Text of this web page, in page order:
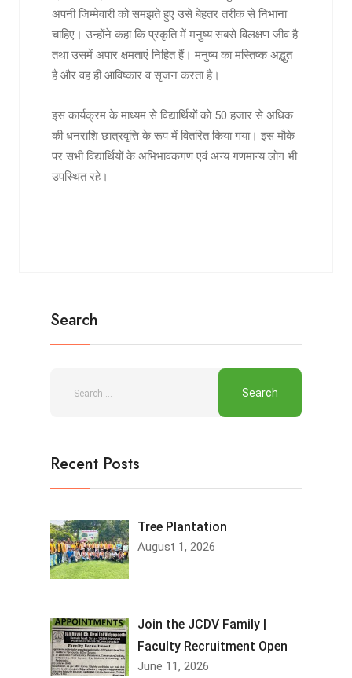
अपनी जिम्मेवारी को समझते हुए उसे बेहतर तरीक से निभाना
चाहिए। उन्होंने कहा कि प्रकृति में मनुष्य सबसे विलक्षण जीव है
तथा उसमें अपार क्षमताएं निहित हैं। मनुष्य का मस्तिष्क अद्भुत
है और वह ही आविष्कार व सृजन करता है।
इस कार्यक्रम के माध्यम से विद्यार्थियों को 50 हजार से अधिक
की धनराशि छात्रवृत्ति के रूप में वितरित किया गया। इस मौके
पर सभी विद्यार्थियों के अभिभावकगण एवं अन्य गणमान्य लोग भी
उपस्थित रहे।
Search
Recent Posts
Tree Plantation
August 1, 2026
Join the JCDV Family |
Faculty Recruitment Open
June 11, 2026